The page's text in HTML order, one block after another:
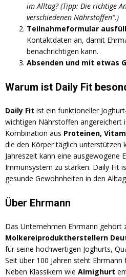
im Alltag? (Tipp: Die richtige
verschiedenen Nährstoffen“.)
Teilnahmeformular
Kontaktdaten an, damit
benachrichtigen kann.
Absenden und mit etwas
Warum ist Daily Fit
Daily Fit ist ein funktioneller
wichtigen Nährstoffen angereichert
Kombination aus Proteinen,
die den Körper täglich unterstützen
Jahreszeit kann eine ausgewogene
Immunsystem zu stärken. Daily Fit
gesunde Gewohnheiten in den
Über Ehrmann
Das Unternehmen Ehrmann gehört
Molkereiproduktherstellern
für seine hochwertigen Joghurts,
Seit über 100 Jahren steht
Neben Klassikern wie Almighurt